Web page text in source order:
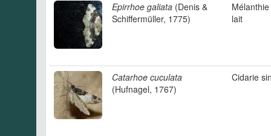
Epirrhoe galiata (Denis &
Schiffermüller, 1775)
lait
Catarhoe cuculata
(Hufnagel, 1767)
Cidarie